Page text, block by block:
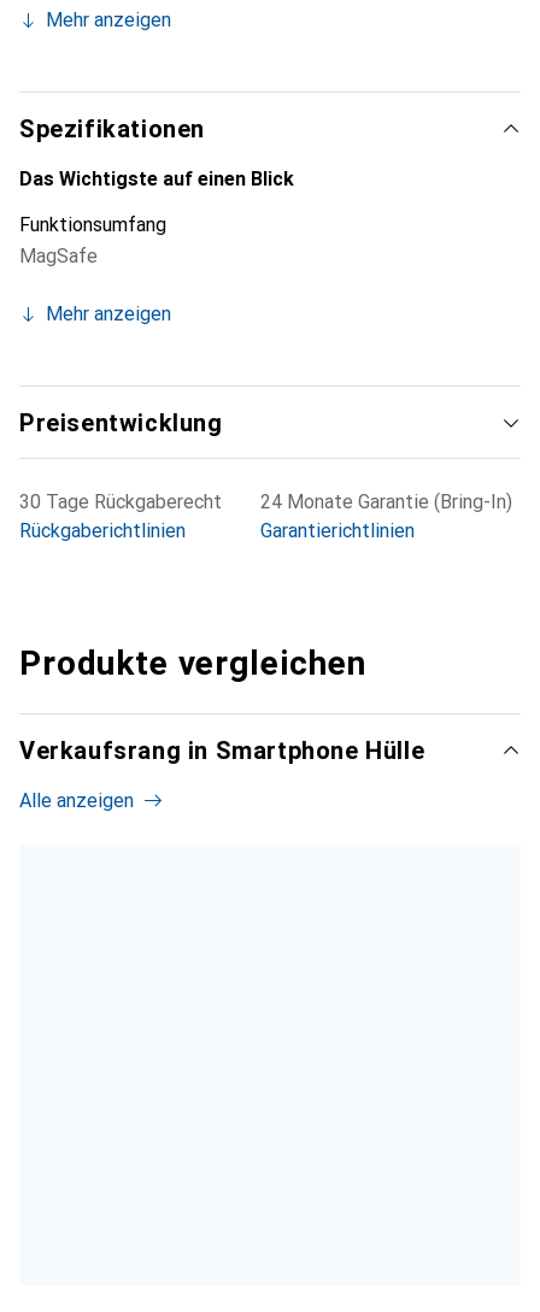
und unverzichtbaren Accessoire für Ihr Smartphone.
die Marke Noreve eine zuverlässige Wahl für eine
anspruchsvolle Kundschaft.
Mehr anzeigen
Spezifikationen
Das Wichtigste auf einen Blick
Funktionsumfang
MagSafe
Mehr anzeigen
Preisentwicklung
30 Tage Rückgaberecht
Rückgaberichtlinien
24 Monate Garantie (Bring-In)
Garantierichtlinien
Produkte vergleichen
Verkaufsrang in Smartphone Hülle
Alle anzeigen